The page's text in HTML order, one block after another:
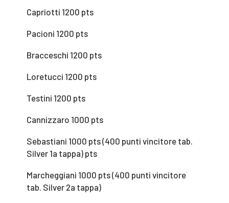
Capriotti 1200 pts
Pacioni 1200 pts
Bracceschi 1200 pts
Loretucci 1200 pts
Testini 1200 pts
Cannizzaro 1000 pts
Sebastiani 1000 pts (400 punti vincitore tab.
Silver 1a tappa) pts
Marcheggiani 1000 pts (400 punti vincitore
tab. Silver 2a tappa)